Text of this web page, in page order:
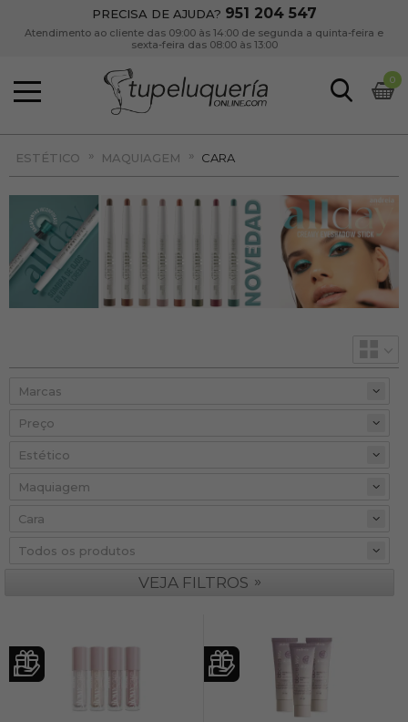
PRECISA DE AJUDA? 951 204 547
Atendimento ao cliente das 09:00 às 14:00 de segunda a quinta-feira e
sexta-feira das 08:00 às 13:00
0
ESTÉTICO » MAQUIAGEM » CARA
Preço
VEJA FILTROS »